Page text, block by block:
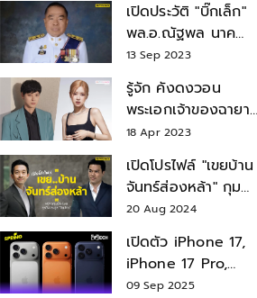
เปิดประวัติ "บิ๊กเล็ก"
พล.อ.ณัฐพล นาค
พาณิชย์ จากเลขาฯ
สมช.-เลขาฯ
รมว.กลาโหม
13 Sep 2023
รู้จัก คังดงวอน
พระเอกเจ้าของฉายา
สมบัติแห่งชาติ หลังมี
18 Apr 2023
เปิดโปรไฟล์ "เขยบ้าน
จันทร์ส่องหล้า" กุม
บังเหียนธุรกิจตระกูล
"ชินวัตร"
20 Aug 2024
เปิดตัว iPhone 17,
iPhone 17 Pro,
iPhone 17 Air สเปค
09 Sep 2025